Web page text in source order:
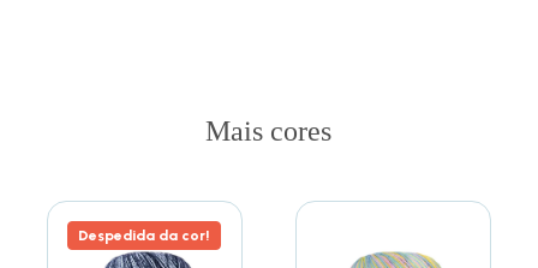
Mais cores
Despedida da cor!